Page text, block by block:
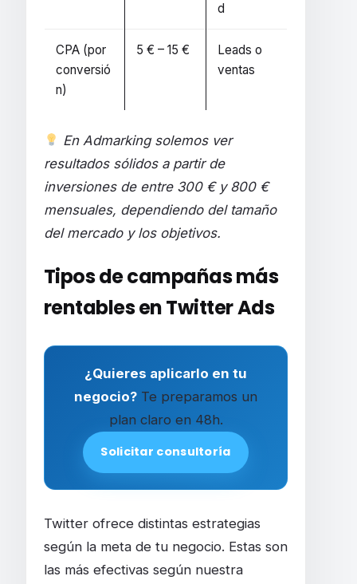
d
CPA (por
conversió
n)
5 € – 15 €
Leads o
ventas
En Admarking solemos ver
resultados sólidos a partir de
inversiones de entre 300 € y 800 €
mensuales, dependiendo del tamaño
del mercado y los objetivos.
Tipos de campañas más
rentables en Twitter Ads
¿Quieres aplicarlo en tu
negocio? Te preparamos un
plan claro en 48h.
Solicitar consultoría
Twitter ofrece distintas estrategias
según la meta de tu negocio. Estas son
las más efectivas según nuestra